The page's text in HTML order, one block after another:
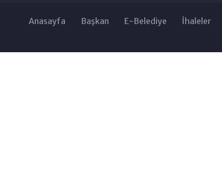
Anasayfa Başkan E-Belediye İhaleler